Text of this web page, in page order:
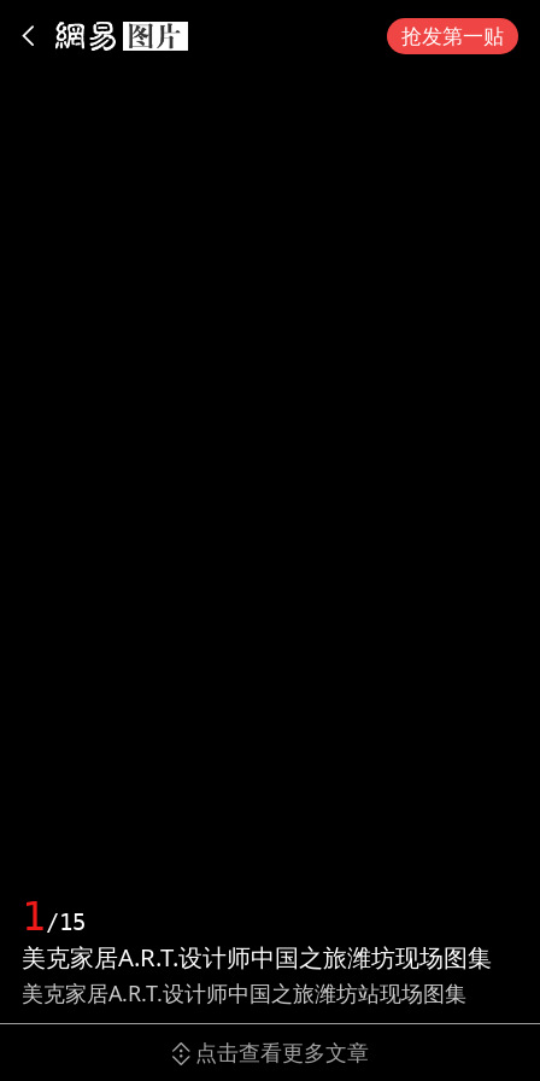
抢发第一贴
1/15
美克家居A.R.T.设计师中国之旅潍坊现场图集
美克家居A.R.T.设计师中国之旅潍坊站现场图集
点击查看更多文章